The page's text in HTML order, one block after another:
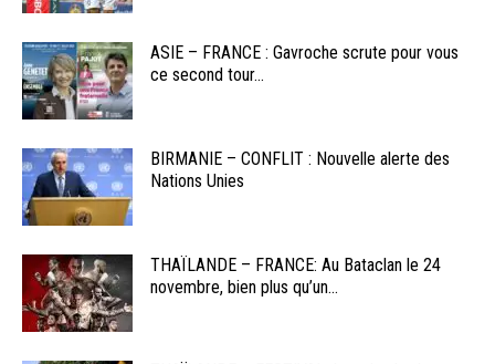
ASIE – FRANCE : Gavroche scrute pour vous
ce second tour...
BIRMANIE – CONFLIT : Nouvelle alerte des
Nations Unies
THAÏLANDE – FRANCE: Au Bataclan le 24
novembre, bien plus qu’un...